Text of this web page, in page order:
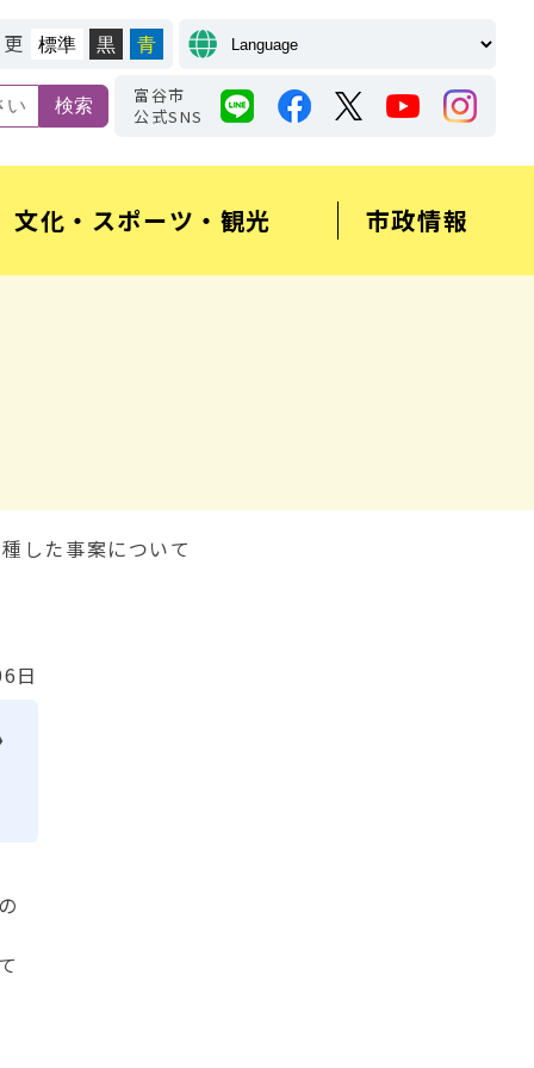
標準 黒 青
富谷市
公式SNS
文化・スポーツ・観光 市政情報
した事案について
日